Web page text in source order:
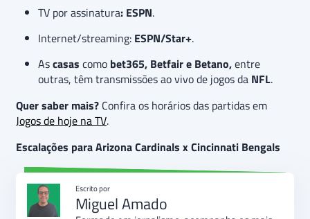
TV por assinatura: ESPN.
Internet/streaming: ESPN/Star+.
Ascasas como bet365, Betfair e Betano,entre
outras, têm transmissões ao vivo de jogos da NFL.
Quer saber mais? Confira os horários das partidas em
Jogos de hoje na TV.
Escalações para Arizona Cardinals x Cincinnati Bengals
Escrito por
Miguel Amado